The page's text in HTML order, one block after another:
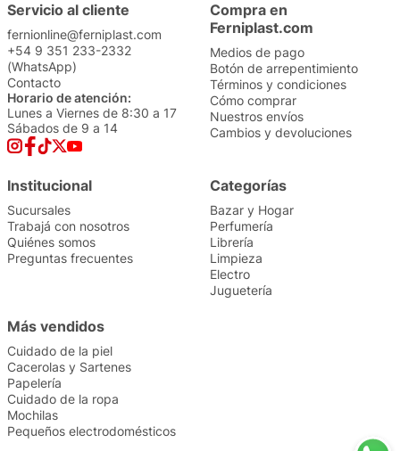
Servicio al cliente
fernionline@ferniplast.com
+54 9 351 233-2332
(WhatsApp)
Contacto
Horario de atención:
Lunes a Viernes de 8:30 a 17
Sábados de 9 a 14
Compra en
Ferniplast.com
Medios de pago
Botón de arrepentimiento
Términos y condiciones
Cómo comprar
Nuestros envíos
Cambios y devoluciones
Institucional
Sucursales
Trabajá con nosotros
Quiénes somos
Preguntas frecuentes
Categorías
Bazar y Hogar
Perfumería
Librería
Limpieza
Electro
Juguetería
Más vendidos
Cuidado de la piel
Cacerolas y Sartenes
Papelería
Cuidado de la ropa
Mochilas
Pequeños electrodomésticos